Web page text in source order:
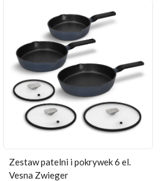
Zestaw patelni i pokrywek 6 el.
Vesna Zwieger